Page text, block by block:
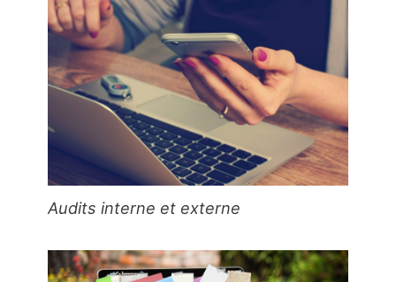
Audits interne et externe